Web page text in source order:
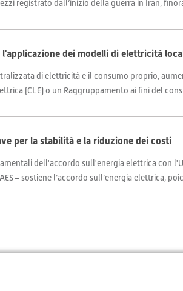
registrato dall’inizio della guerra in Iran,
dei modelli di elettricità
di elettricità e il consumo proprio,
(CLE) o un Raggruppamento ai fini del
per la stabilità e la riduzione dei costi
dell'accordo sull'energia elettrica con
– sostiene l’accordo sull’energia elettrica,